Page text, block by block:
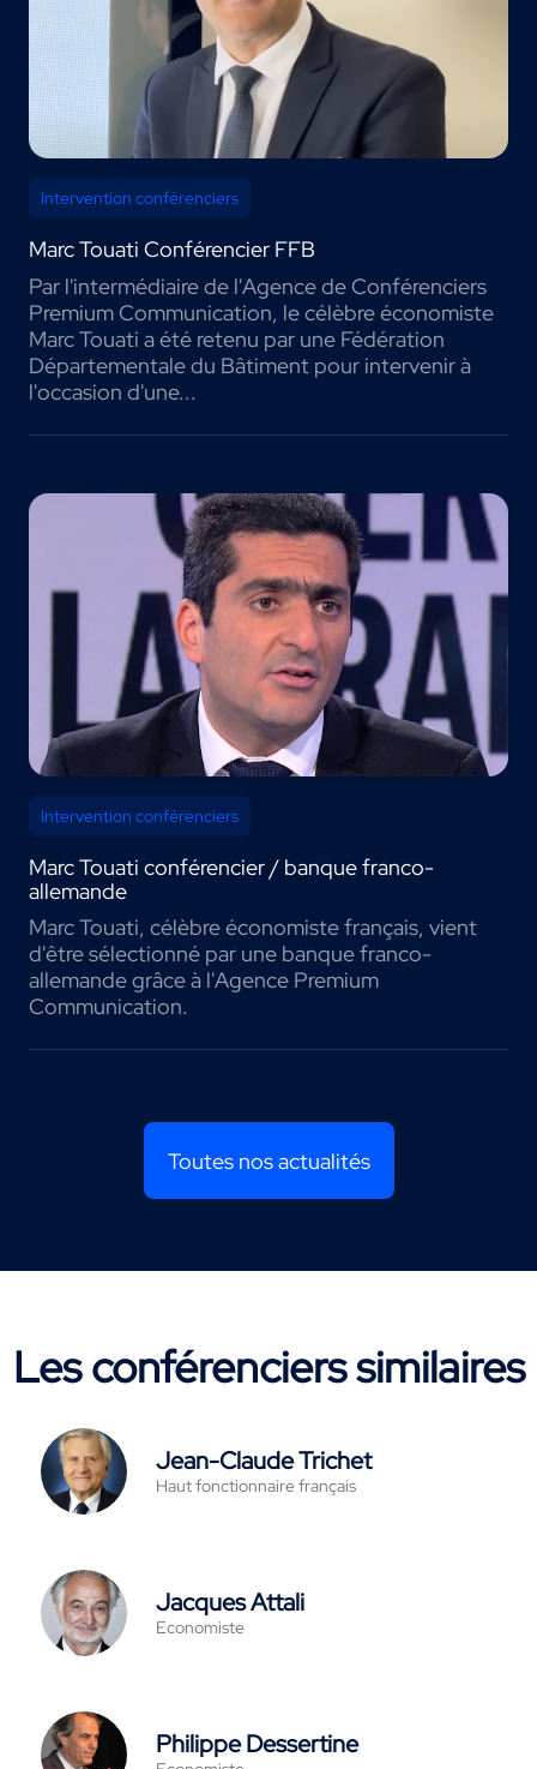
Intervention conférenciers
Marc Touati Conférencier FFB
Par l'intermédiaire de l'Agence de Conférenciers
Premium Communication, le célèbre économiste
Marc Touati a été retenu par une Fédération
Départementale du Bâtiment pour intervenir à
l'occasion d'une...
Intervention conférenciers
Marc Touati conférencier / banque franco-
allemande
Marc Touati, célèbre économiste français, vient
d'être sélectionné par une banque franco-
allemande grâce à l'Agence Premium
Communication.
Toutes nos actualités
Les conférenciers similaires
Jean-Claude Trichet
Haut fonctionnaire français
Jacques Attali
Economiste
Philippe Dessertine